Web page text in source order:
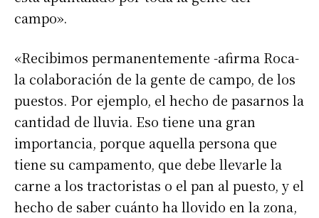
campo».
«Recibimos permanentemente -afirma Roca-
la colaboración de la gente de campo, de los
puestos. Por ejemplo, el hecho de pasarnos la
cantidad de lluvia. Eso tiene una gran
importancia, porque aquella persona que
tiene su campamento, que debe llevarle la
carne a los tractoristas o el pan al puesto, y el
hecho de saber cuánto ha llovido en la zona,